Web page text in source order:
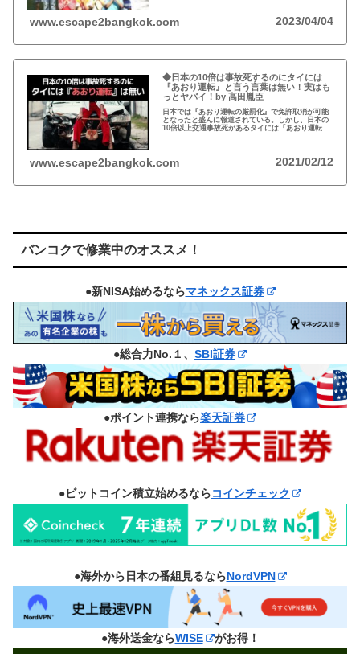
www.escape2bangkok.com 2023/04/04
◆日本の10倍は事故死するのにタイには
『あおり運転』と言う言葉は無い！実はも
っとヤバイ！by 高田胤臣
日本では『あおり運転の厳罰化』で免許取消が可能
となったと盛んに報道されている。しかし、日本の
10倍以上交通事故死があるタイには『あおり運転』
www.escape2bangkok.com 2021/02/12
バンコクで修業中のオススメ！
●新NISA始めるならマネックス証券
●総合力No.１、 SBI証券
●ポイント連携なら楽天証券
●ビットコイン積立始めるならコインチェック
●海外から日本の番組見るならNordVPN
●海外送金ならWISE がお得！